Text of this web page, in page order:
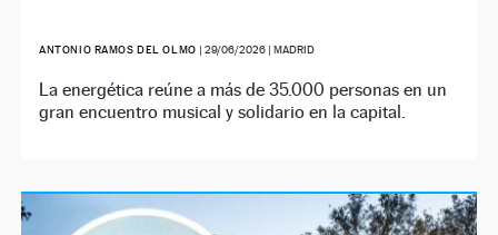
ANTONIO RAMOS DEL OLMO | 29/06/2026| MADRID
La energética reúne a más de 35.000 personas en un
gran encuentro musical y solidario en la capital.